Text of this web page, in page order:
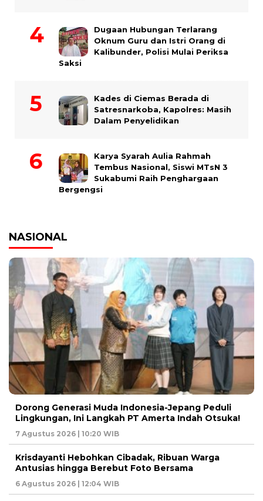
Dugaan Hubungan Terlarang
Oknum Guru dan Istri Orang di
Kalibunder, Polisi Mulai Periksa
Saksi
Kades di Ciemas Berada di
Satresnarkoba, Kapolres: Masih
Dalam Penyelidikan
Karya Syarah Aulia Rahmah
Tembus Nasional, Siswi MTsN 3
Sukabumi Raih Penghargaan
Bergengsi
NASIONAL
Dorong Generasi Muda Indonesia-Jepang Peduli
Lingkungan, Ini Langkah PT Amerta Indah Otsuka!
7 Agustus 2026 | 10:20 WIB
Krisdayanti Hebohkan Cibadak, Ribuan Warga
Antusias hingga Berebut Foto Bersama
6 Agustus 2026 | 12:04 WIB